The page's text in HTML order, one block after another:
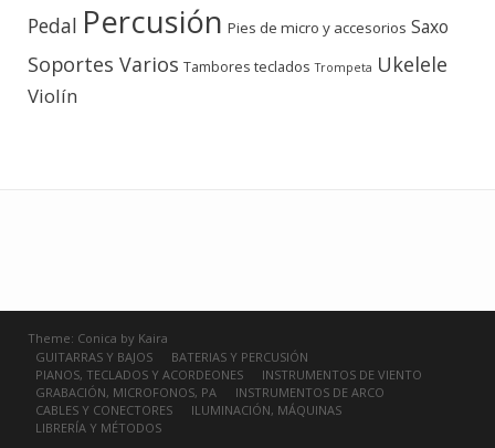
Pedal Percusión Pies de micro y accesorios Saxo
Soportes Varios Tambores teclados Trompeta Ukelele
Violín
Theme: Conica by Kaira
GUITARRAS Y BAJOS
BATERIAS Y PERCUSIÓN
PIANOS, TECLADOS Y ACORDEONES
INSTRUMENTOS DE VIENTO
GRABACIÓN, MICROFONOS, PA
INSTRUMENTOS DE ARCO
CABLES Y CONECTORES
ILUMINACIÓN, MÁQUINAS
LIBRERÍA Y MÉTODOS